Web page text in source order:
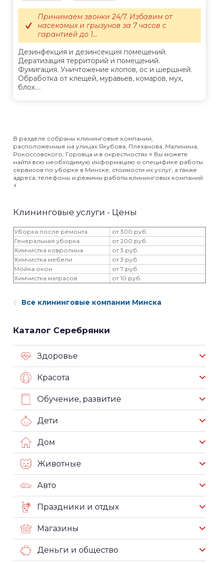
Дезинфекция и дезинсекция помещений.
Дератизация территорий и помещений.
Фумигация. Уничтожение клопов, ос и шершней.
Обработка от клещей, муравьев, комаров, мух,
блох....
Принимаем звонки 24/7. Избавим от
насекомых и грызунов за 7 часов с
гарантией до 1...
В разделе собраны клининговые компании,
расположенные на улицах Якубова, Плеханова, Малинина,
Рокоссовского, Горовца и в окрестностях ⭐️ Вы можете
найти всю необходимую информацию о специфике работы
сервисов по уборке в Минске, стоимости их услуг, а также
адреса, телефоны и режимы работы клининговых компаний
⚡️
Клининговые услуги - Цены
Уборка после ремонта
от 300 руб.
Генеральная уборка
от 200 руб.
Химчистка ковролина
от 3 руб.
Химчистка мебели
от 3 руб.
Мойка окон
от 7 руб.
Химчистка матрасов
от 10 руб.
Все клининговые компании Минска
Каталог Серебрянки
Здоровье
Красота
Обучение, развитие
Дети
Дом
Животные
Авто
Праздники и отдых
Магазины
Деньги и общество